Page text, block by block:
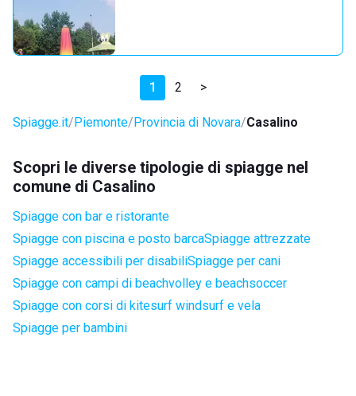
1 2 >
Spiagge.it Piemonte Provincia di Novara Casalino
Scopri le diverse tipologie di spiagge nel
comune di Casalino
Spiagge con bar e ristorante
Spiagge con piscina e posto barcaSpiagge attrezzate
Spiagge accessibili per disabiliSpiagge per cani
Spiagge con campi di beachvolley e beachsoccer
Spiagge con corsi di kitesurf windsurf e vela
Spiagge per bambini